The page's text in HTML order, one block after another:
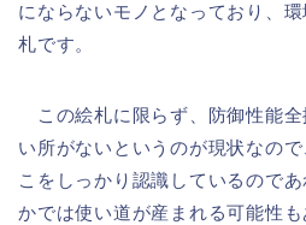
にならないモノとなっており、
札です。
この絵札に限らず、防御性能
い所がないというのが現状なの
こをしっかり認識しているので
かでは使い道が産まれる可能性